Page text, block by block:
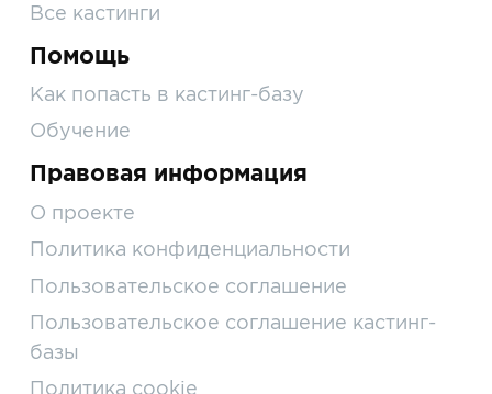
Все кастинги
Помощь
Как попасть в кастинг-базу
Обучение
Правовая информация
О проекте
Политика конфиденциальности
Пользовательское соглашение
Пользовательское соглашение кастинг-
базы
Политика cookie